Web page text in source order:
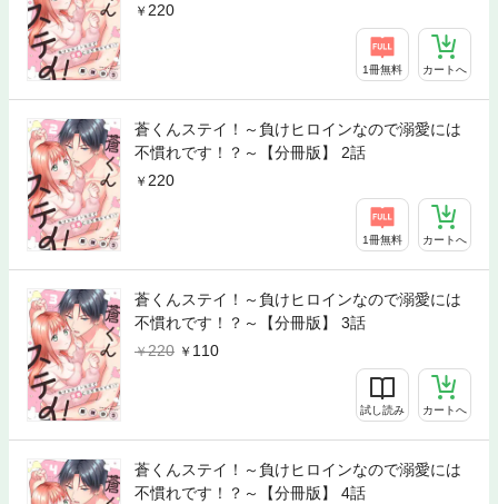
220
1冊無料 カートへ
蒼くんステイ！～負けヒロインなので溺愛には
不慣れです！？～【分冊版】 2話
220
1冊無料 カートへ
蒼くんステイ！～負けヒロインなので溺愛には
不慣れです！？～【分冊版】 3話
220
110
試し読み カートへ
蒼くんステイ！～負けヒロインなので溺愛には
不慣れです！？～【分冊版】 4話